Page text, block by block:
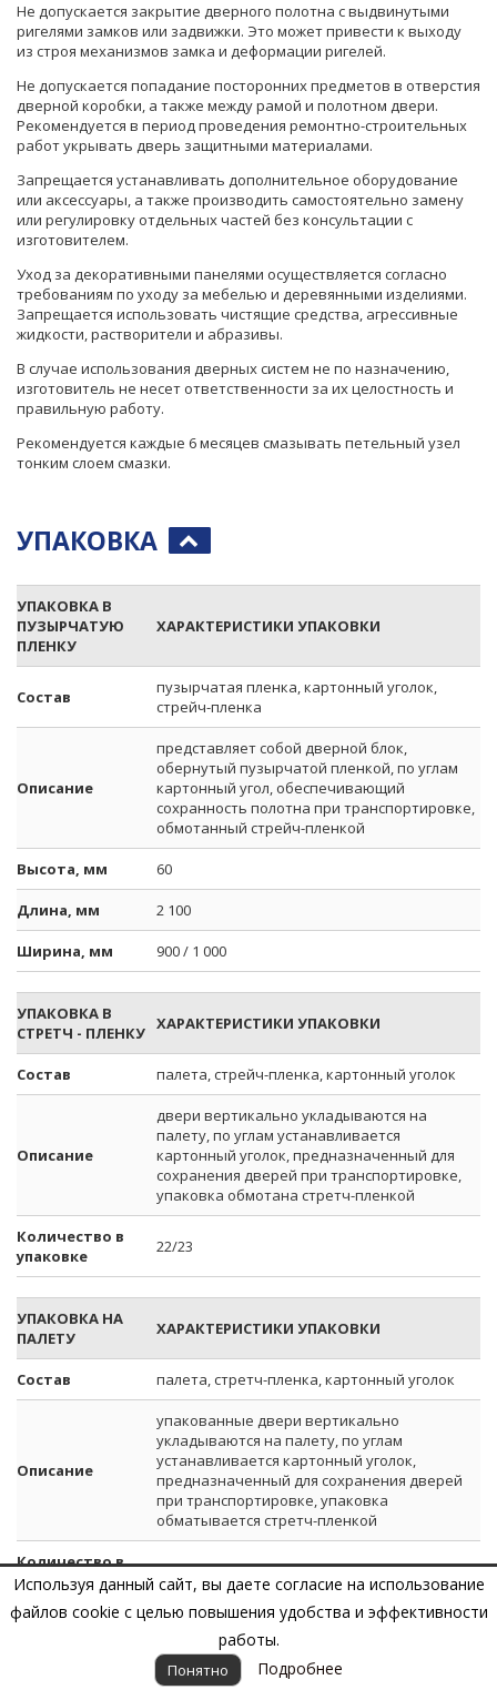
Используя данный сайт, вы даете согласие на использование
файлов cookie с целью повышения удобства и эффективности
работы.
Понятно Подробнее
Не допускается закрытие дверного полотна с выдвинутыми
ригелями замков или задвижки. Это может привести к выходу
из строя механизмов замка и деформации ригелей.
Не допускается попадание посторонних предметов в отверстия
дверной коробки, а также между рамой и полотном двери.
Рекомендуется в период проведения ремонтно-строительных
работ укрывать дверь защитными материалами.
Запрещается устанавливать дополнительное оборудование
или аксессуары, а также производить самостоятельно замену
или регулировку отдельных частей без консультации с
изготовителем.
Уход за декоративными панелями осуществляется согласно
требованиям по уходу за мебелью и деревянными изделиями.
Запрещается использовать чистящие средства, агрессивные
жидкости, растворители и абразивы.
В случае использования дверных систем не по назначению,
изготовитель не несет ответственности за их целостность и
правильную работу.
Рекомендуется каждые 6 месяцев смазывать петельный узел
тонким слоем смазки.
УПАКОВКА
УПАКОВКА В
ПУЗЫРЧАТУЮ
ПЛЕНКУ
ХАРАКТЕРИСТИКИ УПАКОВКИ
Состав
пузырчатая пленка, картонный уголок,
стрейч-пленка
Описание
представляет собой дверной блок,
обернутый пузырчатой пленкой, по углам
картонный угол, обеспечивающий
сохранность полотна при транспортировке,
обмотанный стрейч-пленкой
Высота, мм 60
Длина, мм 2 100
Ширина, мм 900 / 1 000
УПАКОВКА В
СТРЕТЧ - ПЛЕНКУ ХАРАКТЕРИСТИКИ УПАКОВКИ
Состав палета, стрейч-пленка, картонный уголок
Описание
двери вертикально укладываются на
палету, по углам устанавливается
картонный уголок, предназначенный для
сохранения дверей при транспортировке,
упаковка обмотана стретч-пленкой
Количество в
упаковке
22/23
УПАКОВКА НА
ПАЛЕТУ
ХАРАКТЕРИСТИКИ УПАКОВКИ
Состав палета, стретч-пленка, картонный уголок
Описание
упакованные двери вертикально
укладываются на палету, по углам
устанавливается картонный уголок,
предназначенный для сохранения дверей
при транспортировке, упаковка
обматывается стретч-пленкой
Количество в
упаковке
32
Дверь можно перевозить в упаковке изготовителя как в
вертикальном, так и в горизонтальном положении всеми
видами крытого транспорта или в контейнерах.